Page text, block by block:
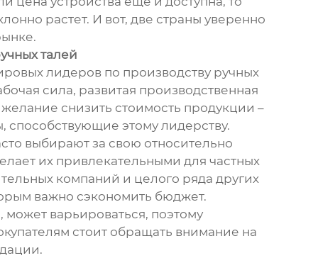
растет. И вот, две страны уверенно
талей
лидеров по производству ручных
сила, развитая производственная
снизить стоимость продукции –
способствующие этому лидерству.
выбирают за свою относительно
их привлекательными для частных
компаний и целого ряда других
важно сэкономить бюджет.
может варьироваться, поэтому
стоит обращать внимание на